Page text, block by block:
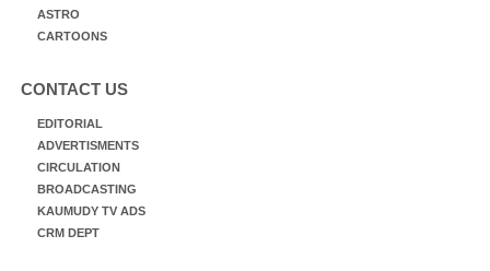
ASTRO
CARTOONS
CONTACT US
EDITORIAL
ADVERTISMENTS
CIRCULATION
BROADCASTING
KAUMUDY TV ADS
CRM DEPT